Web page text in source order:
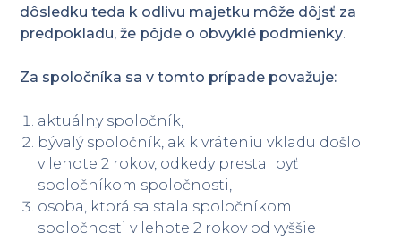
dôsledku teda k odlivu majetku môže dôjsť za
predpokladu, že pôjde o obvyklé podmienky.
Za spoločníka sa v tomto prípade považuje:
aktuálny spoločník,
bývalý spoločník, ak k vráteniu vkladu došlo
v lehote 2 rokov, odkedy prestal byť
spoločníkom spoločnosti,
osoba, ktorá sa stala spoločníkom
spoločnosti v lehote 2 rokov od vyššie